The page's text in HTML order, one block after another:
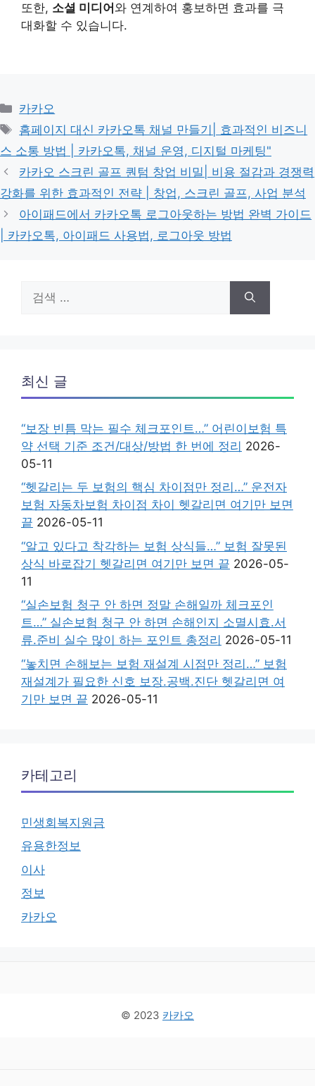
또한, 소셜 미디어 와 연계하여 홍보하면 효과를 극
대화할 수 있습니다.
카
테
고
리
카카오
태
그
홈페이지 대신 카카오톡 채널 만들기| 효과적인 비즈니
스 소통 방법 | 카카오톡, 채널 운영, 디지털 마케팅"
카카오 스크린 골프 퀀텀 창업 비밀| 비용 절감과 경쟁력
강화를 위한 효과적인 전략 | 창업, 스크린 골프, 사업 분석
아이패드에서 카카오톡 로그아웃하는 방법 완벽 가이드
| 카카오톡, 아이패드 사용법, 로그아웃 방법
색:
최신 글
“보장 빈틈 막는 필수 체크포인트…” 어린이보험 특
약 선택 기준 조건/대상/방법 한 번에 정리 2026-
05-11
“헷갈리는 두 보험의 핵심 차이점만 정리…” 운전자
보험 자동차보험 차이점 차이 헷갈리면 여기만 보면
끝 2026-05-11
“알고 있다고 착각하는 보험 상식들…” 보험 잘못된
상식 바로잡기 헷갈리면 여기만 보면 끝 2026-05-
11
“실손보험 청구 안 하면 정말 손해일까 체크포인
트…” 실손보험 청구 안 하면 손해인지 소멸시효.서
류.준비 실수 많이 하는 포인트 총정리 2026-05-11
“놓치면 손해보는 보험 재설계 시점만 정리…” 보험
재설계가 필요한 신호 보장.공백.진단 헷갈리면 여
기만 보면 끝 2026-05-11
카테고리
민생회복지원금
유용한정보
이사
정보
카카오
© 2023 카카오